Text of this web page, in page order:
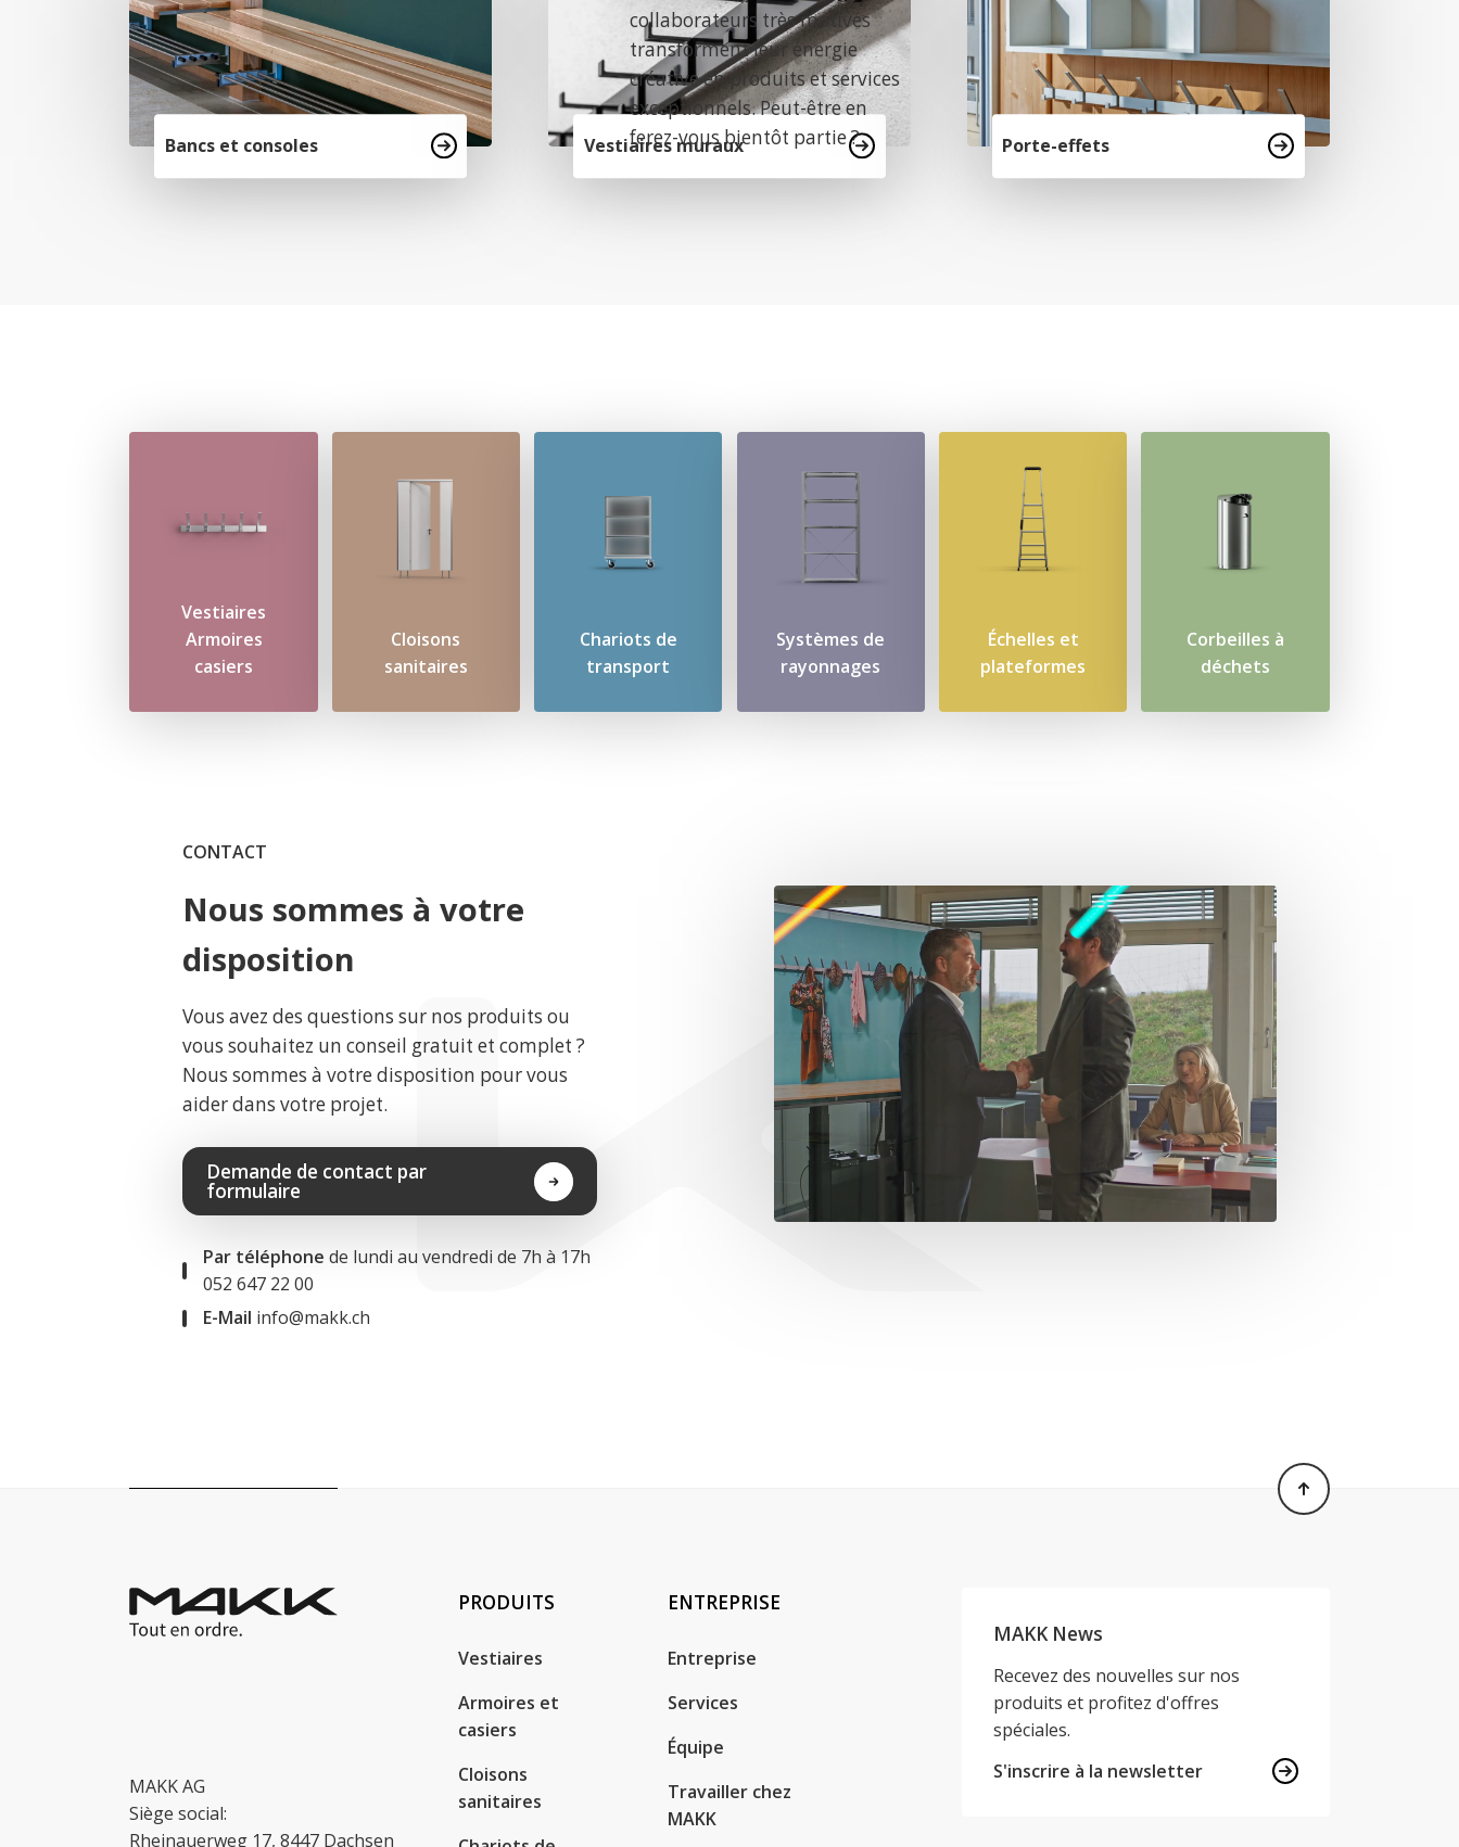
collaborateurs très motivés
transforment leur énergie
créative en produits et services
exceptionnels. Peut-être en
ferez-vous bientôt partie ?
Bancs et consoles Vestiaires muraux Porte-effets
Vestiaires
Armoires
casiers
Cloisons
sanitaires
Chariots de
transport
Systèmes de
rayonnages
Échelles et
plateformes
Corbeilles à
déchets
CONTACT
Nous sommes à votre
disposition
Vous avez des questions sur nos produits ou
vous souhaitez un conseil gratuit et complet ?
Nous sommes à votre disposition pour vous
aider dans votre projet.
Demande de contact par
formulaire
Par téléphone de lundi au vendredi de 7h à 17h
052 647 22 00
E-Mail info@makk.ch
MAKK AG
Siège social:
Rheinauerweg 17, 8447 Dachsen
PRODUITS
Vestiaires
Armoires et
casiers
Cloisons
sanitaires
ENTREPRISE
Entreprise
Services
Équipe
Travailler chez
MAKK
MAKK News
Recevez des nouvelles sur nos
produits et profitez d'offres
spéciales.
S'inscrire à la newsletter